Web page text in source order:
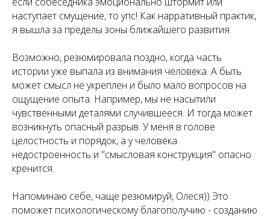
наступает смущение, то упс! Как нарративный практик,
я вышла за пределы зоны ближайшего развития.
Возможно, резюмировала поздно, когда часть
истории уже выпала из внимания человека. А быть
может смысл не укреплен и было мало вопросов на
ощущение опыта. Например, мы не насытили
чувственными деталями случившееся. И тогда может
возникнуть опасный разрыв. У меня в голове
целостность и порядок, а у человека
недостроенность и "смысловая конструкция" опасно
кренится.
Напоминаю себе, чаще резюмируй, Олеся)) Это
поможет психологическому благополучию - созданию